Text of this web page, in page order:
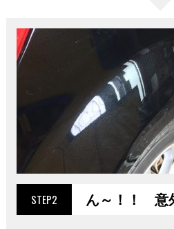
STEP2 ん～！！ 意